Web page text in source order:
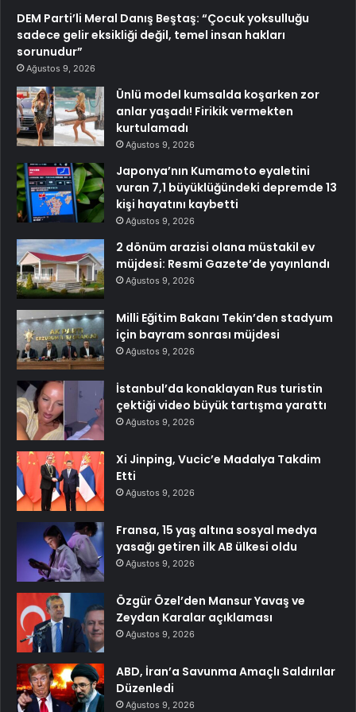
DEM Parti’li Meral Danış Beştaş: “Çocuk yoksulluğu
sadece gelir eksikliği değil, temel insan hakları
sorunudur”
Ağustos 9, 2026
Ünlü model kumsalda koşarken zor
anlar yaşadı! Firikik vermekten
kurtulamadı
Ağustos 9, 2026
Japonya’nın Kumamoto eyaletini
vuran 7,1 büyüklüğündeki depremde 13
kişi hayatını kaybetti
Ağustos 9, 2026
2 dönüm arazisi olana müstakil ev
müjdesi: Resmi Gazete’de yayınlandı
Ağustos 9, 2026
Milli Eğitim Bakanı Tekin’den stadyum
için bayram sonrası müjdesi
Ağustos 9, 2026
İstanbul’da konaklayan Rus turistin
çektiği video büyük tartışma yarattı
Ağustos 9, 2026
Xi Jinping, Vucic’e Madalya Takdim
Etti
Ağustos 9, 2026
Fransa, 15 yaş altına sosyal medya
yasağı getiren ilk AB ülkesi oldu
Ağustos 9, 2026
Özgür Özel’den Mansur Yavaş ve
Zeydan Karalar açıklaması
Ağustos 9, 2026
ABD, İran’a Savunma Amaçlı Saldırılar
Düzenledi
Ağustos 9, 2026